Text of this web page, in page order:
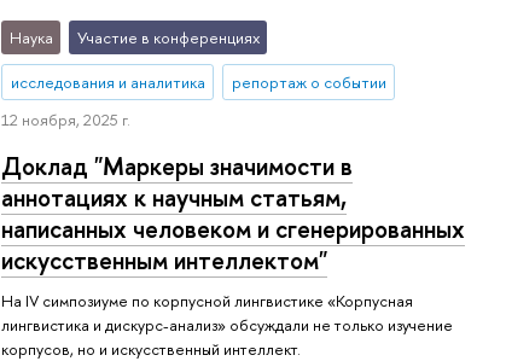
Наука Участие в конференциях
исследования и аналитика
репортаж о событии
12 ноября, 2025 г.
Доклад "Маркеры значимости в
аннотациях к научным статьям,
написанных человеком и сгенерированных
искусственным интеллектом"
На IV симпозиуме по корпусной лингвистике «Корпусная
лингвистика и дискурс-анализ» обсуждали не только изучение
корпусов, но и искусственный интеллект.